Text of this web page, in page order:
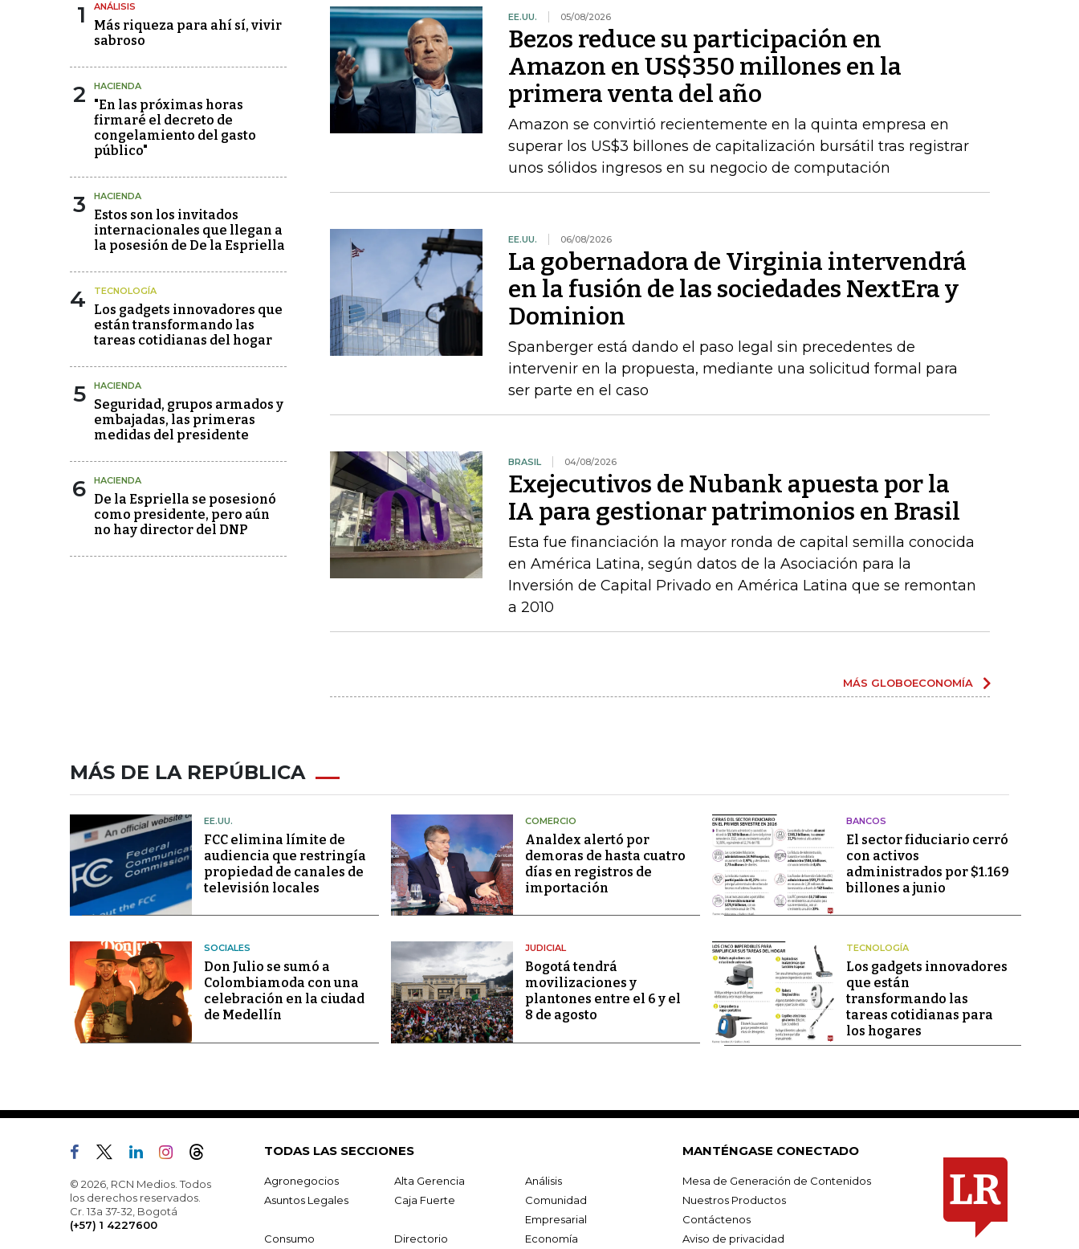
1 ANÁLISIS
Más riqueza para ahí sí, vivir
sabroso
2 HACIENDA
"En las próximas horas
firmaré el decreto de
congelamiento del gasto
público"
3 HACIENDA
Estos son los invitados
internacionales que llegan a
la posesión de De la Espriella
4 TECNOLOGÍA
Los gadgets innovadores que
están transformando las
tareas cotidianas del hogar
5 HACIENDA
Seguridad, grupos armados y
embajadas, las primeras
medidas del presidente
6 HACIENDA
De la Espriella se posesionó
como presidente, pero aún
no hay director del DNP
EE.UU. 05/08/2026
Bezos reduce su participación en
Amazon en US$350 millones en la
primera venta del año
Amazon se convirtió recientemente en la quinta empresa en
superar los US$3 billones de capitalización bursátil tras registrar
unos sólidos ingresos en su negocio de computación
EE.UU. 06/08/2026
La gobernadora de Virginia intervendrá
en la fusión de las sociedades NextEra y
Dominion
Spanberger está dando el paso legal sin precedentes de
intervenir en la propuesta, mediante una solicitud formal para
ser parte en el caso
BRASIL 04/08/2026
Exejecutivos de Nubank apuesta por la
IA para gestionar patrimonios en Brasil
Esta fue financiación la mayor ronda de capital semilla conocida
en América Latina, según datos de la Asociación para la
Inversión de Capital Privado en América Latina que se remontan
a 2010
MÁS GLOBOECONOMÍA
MÁS DE LA REPÚBLICA
EE.UU.
FCC elimina límite de
audiencia que restringía
propiedad de canales de
televisión locales
COMERCIO
Analdex alertó por
demoras de hasta cuatro
días en registros de
importación
BANCOS
El sector fiduciario cerró
con activos
administrados por $1.169
billones a junio
SOCIALES
Don Julio se sumó a
Colombiamoda con una
celebración en la ciudad
de Medellín
JUDICIAL
Bogotá tendrá
movilizaciones y
plantones entre el 6 y el
8 de agosto
TECNOLOGÍA
Los gadgets innovadores
que están
transformando las
tareas cotidianas para
los hogares
© 2026, RCN Medios. Todos
los derechos reservados.
Cr. 13a 37-32, Bogotá
(+57) 1 4227600
TODAS LAS SECCIONES
Agronegocios Alta Gerencia
Análisis
Asuntos Legales
Caja Fuerte
Comunidad
Empresarial
Consumo
Directorio Economía
MANTÉNGASE CONECTADO
Mesa de Generación de Contenidos
Nuestros Productos
Contáctenos
Aviso de privacidad